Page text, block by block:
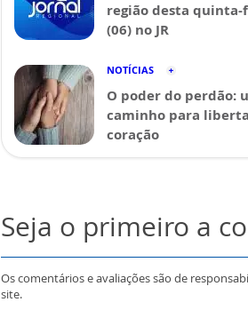
região desta quinta-
(06) no JR
NOTÍCIAS
O poder do perdão:
caminho para
coração
Seja o primeiro a
Os comentários e avaliações são de
site.